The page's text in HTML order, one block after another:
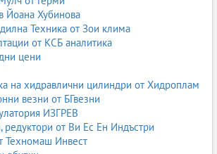
за упорити замърсявания
и огледала
блясък без следи и замъгляване.
препарати
и мека мебел
Йоана Хубинова
Техника от Зои клима
от КСБ аналитика
цени
на хидравлични цилиндри от Хидроплам
везни от БГвезни
ИЗГРЕВ
редуктори от Ви Ес Ен Индъстри
Инвест